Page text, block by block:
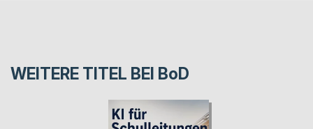
WEITERE TITEL BEI BoD